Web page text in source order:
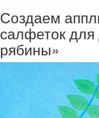
Создаем
салфеток
рябины»